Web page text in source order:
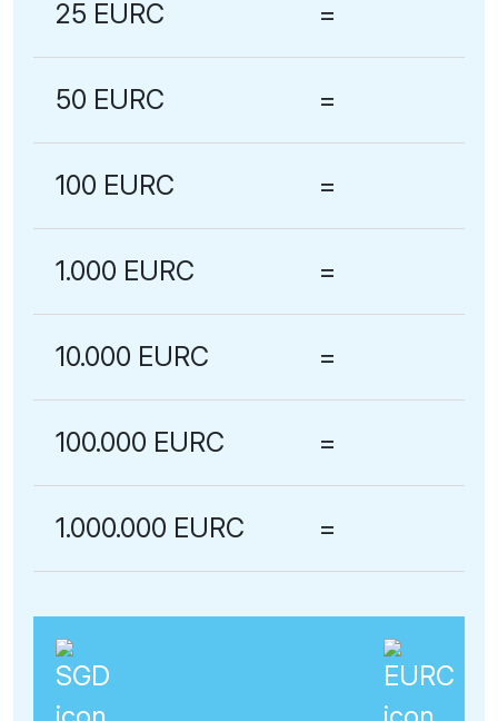
25 EURC =
50 EURC =
100 EURC =
1.000 EURC =
10.000 EURC =
100.000 EURC =
1.000.000 EURC =